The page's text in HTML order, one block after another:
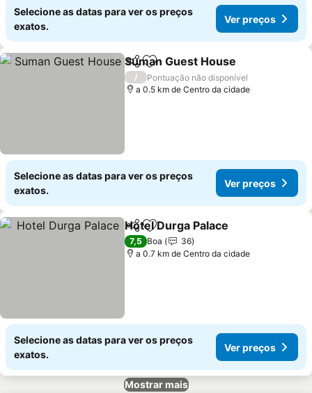
Selecione as datas para ver os preços
exatos.
Ver preços
PartilharAdicionar aos favoritos
Suman Guest House
/
Pontuação não disponível
a 0.5 km de Centro da cidade
Selecione as datas para ver os preços
exatos.
Ver preços
PartilharAdicionar aos favoritos
Hotel Durga Palace
7,5 Boa
36
a 0.7 km de Centro da cidade
Selecione as datas para ver os preços
exatos.
Ver preços
Mostrar mais